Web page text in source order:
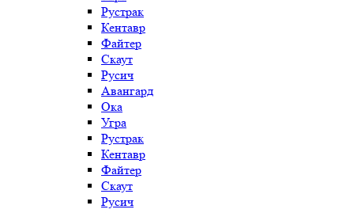
Рустрак
Кентавр
Файтер
Скаут
Русич
Авангард
Ока
Угра
Рустрак
Кентавр
Файтер
Скаут
Русич